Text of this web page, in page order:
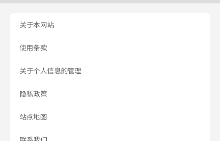
关于本网站
使用条款
关于个人信息的管理
隐私政策
站点地图